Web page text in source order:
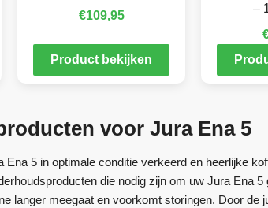
€109,95
Product bekijken
–
voor Jura Ena 5
5 in optimale conditie verkeerd en heerlijke
die nodig zijn om uw Jura Ena
langer meegaat en voorkomt storingen. Door de